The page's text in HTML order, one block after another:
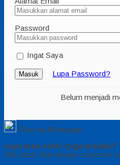
Password
Ingat Saya
Masuk Lupa Password?
Belum menjadi
Chat via Whatsapp
saya mau order toga wisuda?
Klik untuk chat dengan customer